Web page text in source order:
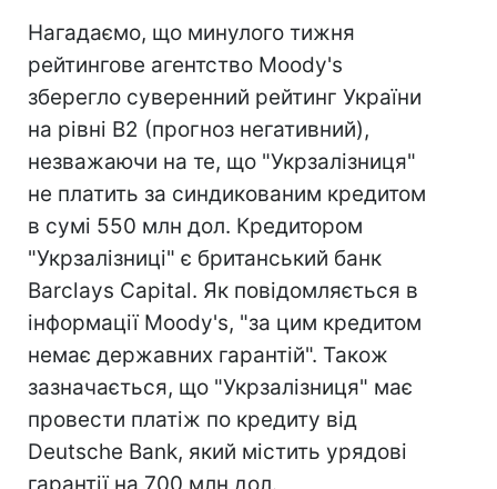
Нагадаємо, що минулого тижня
рейтингове агентство Moody's
зберегло суверенний рейтинг України
на рівні B2 (прогноз негативний),
незважаючи на те, що "Укрзалізниця"
не платить за синдикованим кредитом
в сумі 550 млн дол. Кредитором
"Укрзалізниці" є британський банк
Barclays Capital. Як повідомляється в
інформації Moody's, "за цим кредитом
немає державних гарантій". Також
зазначається, що "Укрзалізниця" має
провести платіж по кредиту від
Deutsche Bank, який містить урядові